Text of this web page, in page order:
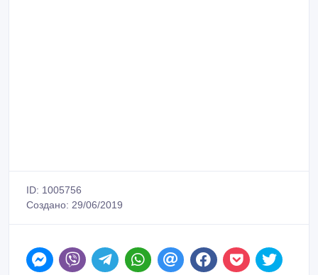
ID: 1005756
Создано: 29/06/2019